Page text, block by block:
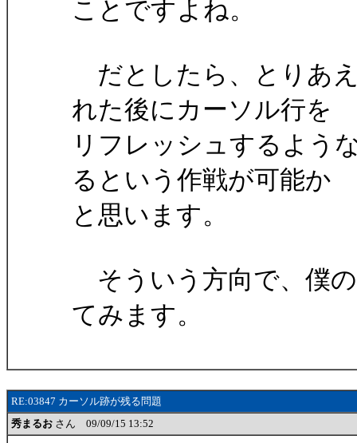
ことですよね。
だとしたら、とりあ
れた後にカーソル行を
リフレッシュするよう
るという作戦が可能か
と思います。
そういう方向で、僕
てみます。
RE:03847 カーソル跡が残る問題
秀まるお さん 09/09/15 13:52